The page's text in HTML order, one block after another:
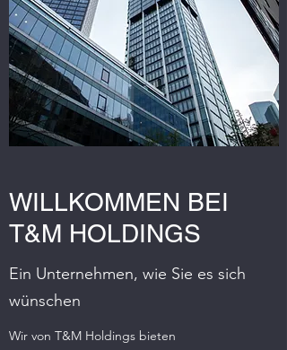
WILLKOMMEN BEI
T&M HOLDINGS
Ein Unternehmen, wie Sie es sich
wünschen
Wir von T&M Holdings bieten